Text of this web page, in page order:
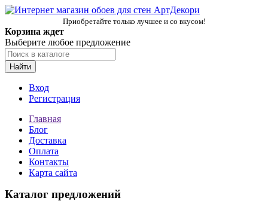
Приобретайте только лучшее и со вкусом!
Корзина ждет
Выберите любое предложение
Найти
Вход
Регистрация
Главная
Блог
Доставка
Оплата
Контакты
Карта сайта
Каталог предложений